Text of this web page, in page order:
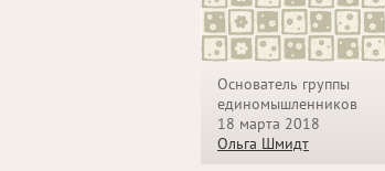
Основатель группы
единомышленников
18 марта 2018
Ольга Шмидт